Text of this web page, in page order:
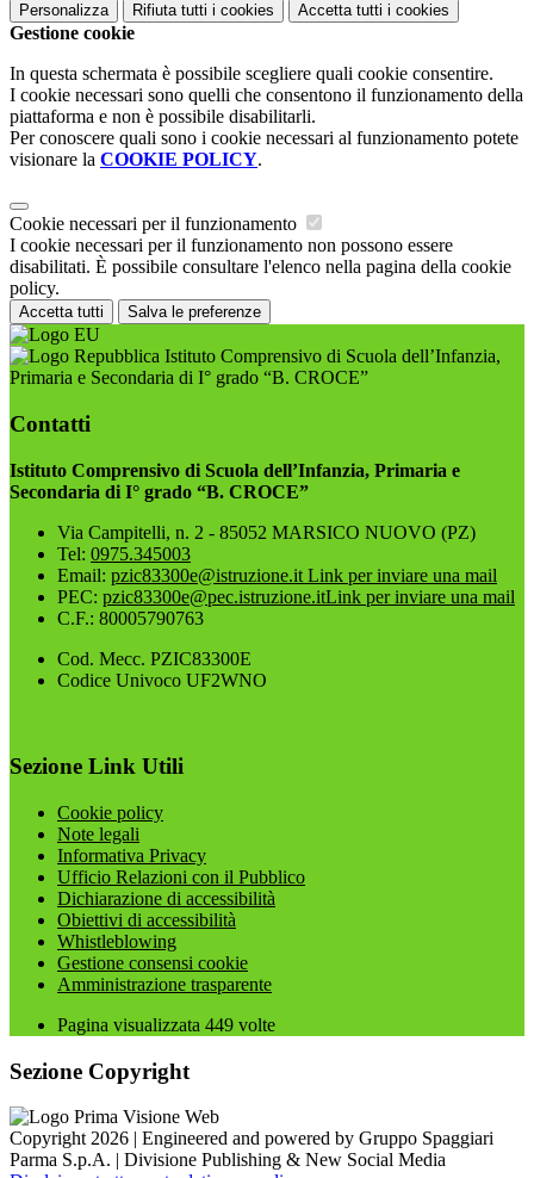
Personalizza Rifiuta tutti i cookies Accetta tutti i cookies
Gestione cookie
In questa schermata è possibile scegliere quali cookie consentire.
I cookie necessari sono quelli che consentono il funzionamento della
piattaforma e non è possibile disabilitarli.
Per conoscere quali sono i cookie necessari al funzionamento potete
visionare la COOKIE POLICY.
Cookie necessari per il funzionamento
I cookie necessari per il funzionamento non possono essere
disabilitati. È possibile consultare l'elenco nella pagina della cookie
policy.
Accetta tutti Salva le preferenze
Istituto Comprensivo di Scuola dell’Infanzia,
Primaria e Secondaria di I° grado “B. CROCE”
Contatti
Istituto Comprensivo di Scuola dell’Infanzia, Primaria e
Secondaria di I° grado “B. CROCE”
Via Campitelli, n. 2 - 85052 MARSICO NUOVO (PZ)
Tel: 0975.345003
Email: pzic83300e@istruzione.it Link per inviare una mail
PEC: pzic83300e@pec.istruzione.itLink per inviare una mail
C.F.: 80005790763
Cod. Mecc. PZIC83300E
Codice Univoco UF2WNO
Sezione Link Utili
Cookie policy
Note legali
Informativa Privacy
Ufficio Relazioni con il Pubblico
Dichiarazione di accessibilità
Obiettivi di accessibilità
Whistleblowing
Gestione consensi cookie
Amministrazione trasparente
Pagina visualizzata 449 volte
Sezione Copyright
Copyright 2026 | Engineered and powered by Gruppo Spaggiari
Parma S.p.A. | Divisione Publishing & New Social Media